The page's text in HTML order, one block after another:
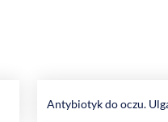
Antybiotyk do oczu.